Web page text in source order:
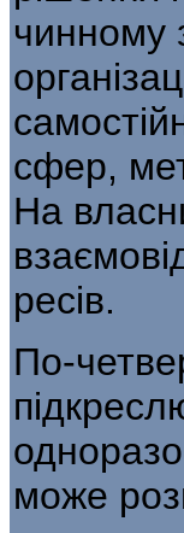
чинному
сфер,
На
ресів.
По-
може